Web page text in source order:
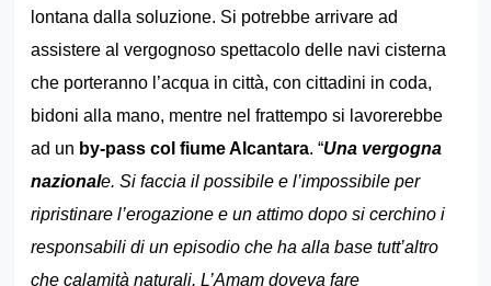
lontana dalla soluzione. Si potrebbe arrivare ad
assistere al vergognoso spettacolo delle navi cisterna
che porteranno l’acqua in città, con cittadini in coda,
bidoni alla mano, mentre nel frattempo si lavorerebbe
ad un by-pass col fiume Alcantara. “Una vergogna
nazionale. Si faccia il possibile e l’impossibile per
ripristinare l’erogazione e un attimo dopo si cerchino i
responsabili di un episodio che ha alla base tutt’altro
che calamità naturali. L’Amam doveva fare